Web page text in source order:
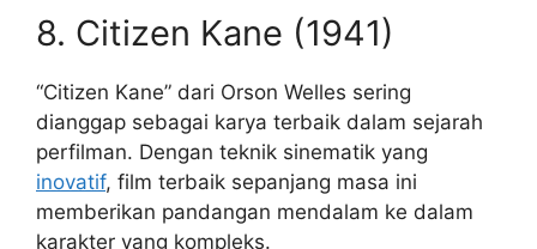
8. Citizen Kane (1941)
“Citizen Kane” dari Orson Welles sering
dianggap sebagai karya terbaik dalam sejarah
perfilman. Dengan teknik sinematik yang
inovatif, film terbaik sepanjang masa ini
memberikan pandangan mendalam ke dalam
karakter yang kompleks.